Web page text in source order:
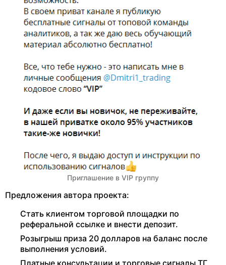
Приглашение в VIP группу
Предложения автора проекта:
Стать клиентом торговой площадки по
реферальной ссылке и внести депозит.
Розыгрыш приза 20 долларов на баланс после
выполнения условий.